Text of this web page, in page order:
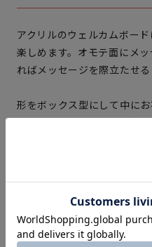
アクリルのウェルカムボー
楽しめます。オモテ面にメ
ればメッセージを際立たせる
形をボックス型にして中に
さは格段に上がります。後